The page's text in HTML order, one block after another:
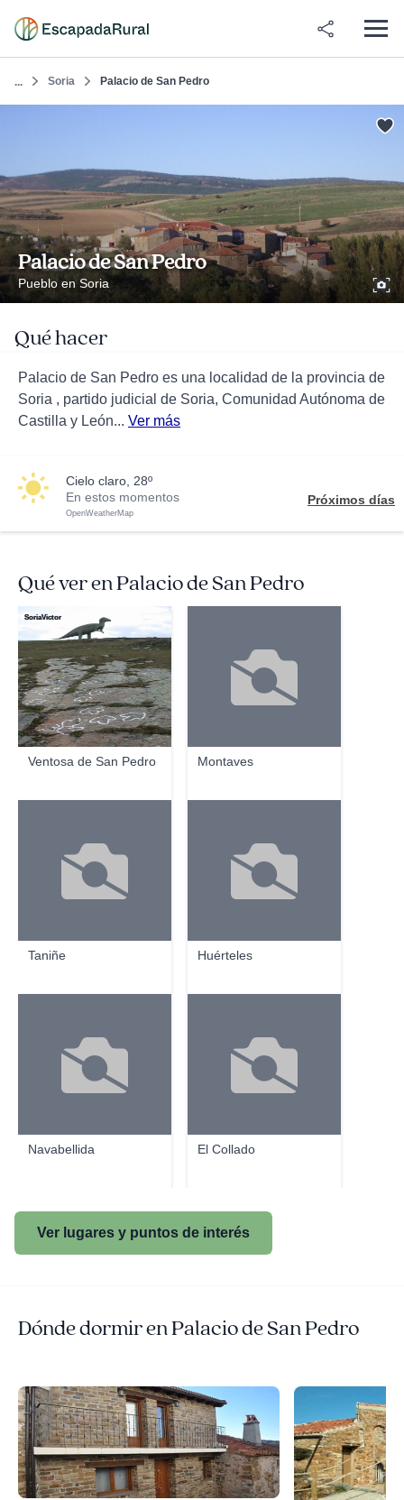
... Soria Palacio de San Pedro
Palacio de San Pedro
Pueblo en Soria
Qué hacer
Palacio de San Pedro es una localidad de la provincia de
Soria , partido judicial de Soria, Comunidad Autónoma de
Castilla y León... Ver más
cielo claro, 28º
En estos momentos
OpenWeatherMap
Próximos días
Qué ver en Palacio de San Pedro
Ventosa de San Pedro
SoriaVictor
Montaves
Taniñe Huérteles
Navabellida El Collado
Ver lugares y puntos de interés
Dónde dormir en Palacio de San Pedro